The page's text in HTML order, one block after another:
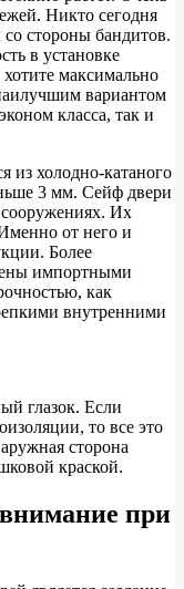
Никто сегодня
со стороны бандитов.
в установке
максимально
вариантом
класса, так и
из холодно-катаного
3 мм. Сейф двери
Их
от него и
Более
импортными
как
внутренними
глазок. Если
то все это
сторона
краской.
при